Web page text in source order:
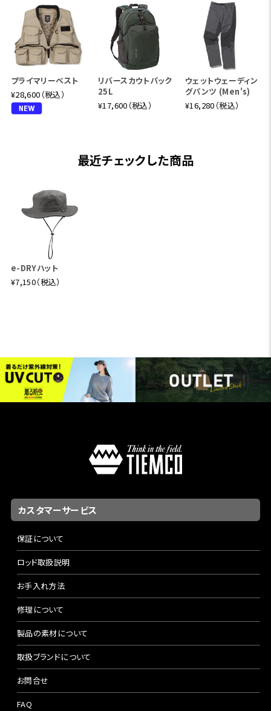
プライマリーベスト
¥28,600（税込）
リバースカウトパック
25L
¥17,600（税込）
ウェットウェーディン
グパンツ (Men's)
¥16,280（税込）
最近チェックした商品
e-DRYハット
¥7,150（税込）
カスタマーサービス
保証について
ロッド取扱説明
お手入れ方法
修理について
製品の素材について
取扱ブランドについて
お問合せ
FAQ